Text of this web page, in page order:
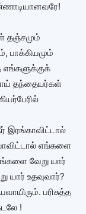
தஞ்சமும்
பாக்கியமும்
தந்தையர்கள்
இரங்காவிட்டால்
எங்களை
வேறு யார்
யார் உதவுவார்?
பரிசுத்த
!